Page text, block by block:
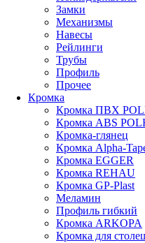
Замки
Механизмы
Навесы
Рейлинги
Трубы
Профиль
Прочее
Кромка
Кромка ПВХ
Кромка ABS
Кромка-глянец
Кромка Alpha-
Кромка EGGER
Кромка REHAU
Кромка GP-Plast
Меламин
Профиль гибкий
Кромка ARKOPA
Кромка для